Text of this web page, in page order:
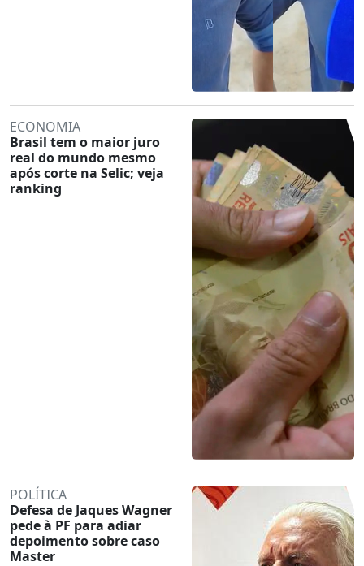
ECONOMIA
Brasil tem o maior juro
real do mundo mesmo
após corte na Selic; veja
ranking
POLÍTICA
Defesa de Jaques Wagner
pede à PF para adiar
depoimento sobre caso
Master